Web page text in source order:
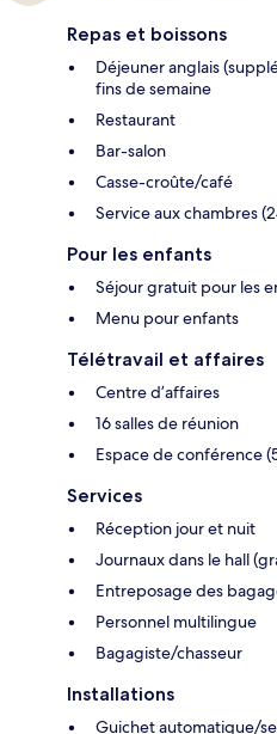
Repas et boissons
Déjeuner anglais
fins de semaine
Restaurant
Bar-salon
Casse-croûte/café
Service aux chambres
Pour les enfants
Séjour gratuit pour les
Menu pour enfants
Télétravail et affaires
Centre d’affaires
16 salles de réunion
Espace de conférence
Services
Réception jour et nuit
Journaux dans le hall
Entreposage des
Personnel multilingue
Bagagiste/chasseur
Installations
Guichet automatique/